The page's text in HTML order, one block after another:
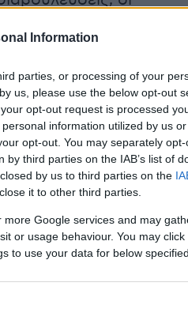
Information
parties, or processing of your
us, please use the below opt-out
opt-out request is processed
information utilized by us
opt-out. You may separately
third parties on the IAB’s list of
by us to third parties on the
it to other third parties.
Google services and may
or usage behaviour. You may
to use your data for below
Δευτέραμετά τον
1) από πολυοργανική
αλλά και τηνταφή
όπως
την κυβέρνηση για
στο Τατόι όσο και
για τα πρόσωπα που θα